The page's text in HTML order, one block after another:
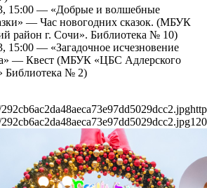
15:00 — «Добрые и волшебные
— Час новогодних сказок. (МБУК
район г. Сочи». Библиотека № 10)
15:00 — «Загадочное исчезновение
— Квест (МБУК «ЦБС Адлерского
Библиотека № 2)